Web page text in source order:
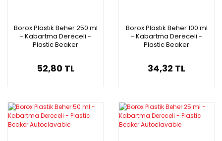
Borox Plastik Beher 250 ml
- Kabartma Dereceli -
Plastic Beaker
52,80 TL
Borox Plastik Beher 100 ml
- Kabartma Dereceli -
Plastic Beaker
34,32 TL